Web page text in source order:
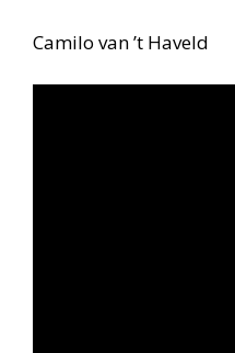
Camilo van ’t Haveld